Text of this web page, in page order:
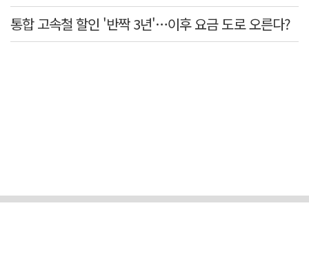
통합 고속철 할인 '반짝 3년'…이후 요금 도로 오른다?